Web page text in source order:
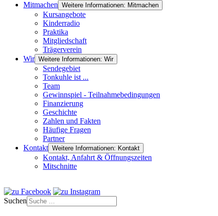
Mitmachen Weitere Informationen: Mitmachen
Kursangebote
Kinderradio
Praktika
Mitgliedschaft
Trägerverein
Wir Weitere Informationen: Wir
Sendegebiet
Tonkuhle ist ...
Team
Gewinnspiel - Teilnahmebedingungen
Finanzierung
Geschichte
Zahlen und Fakten
Häufige Fragen
Partner
Kontakt Weitere Informationen: Kontakt
Kontakt, Anfahrt & Öffnungszeiten
Mitschnitte
Suchen